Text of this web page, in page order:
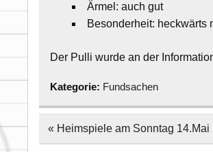
Ärmel: auch gut
Besonderheit: heckwärts
Der Pulli wurde an der
Kategorie: Fundsachen
Beitragsnavigation
« Heimspiele am Sonntag 14.Mai